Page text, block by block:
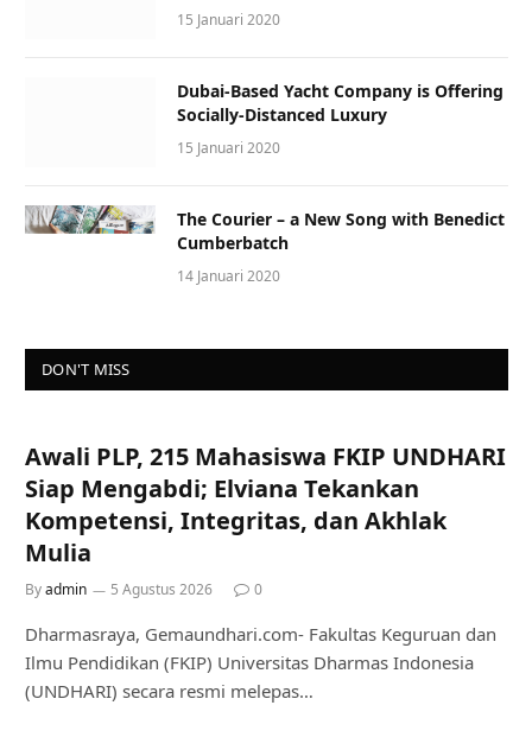
15 Januari 2020
Dubai-Based Yacht Company is Offering
Socially-Distanced Luxury
15 Januari 2020
The Courier – a New Song with Benedict
Cumberbatch
14 Januari 2020
DON'T MISS
Awali PLP, 215 Mahasiswa FKIP UNDHARI
Siap Mengabdi; Elviana Tekankan
Kompetensi, Integritas, dan Akhlak
Mulia
Byadmin 5 Agustus 2026 0
Dharmasraya, Gemaundhari.com- Fakultas Keguruan dan
Ilmu Pendidikan (FKIP) Universitas Dharmas Indonesia
(UNDHARI) secara resmi melepas…